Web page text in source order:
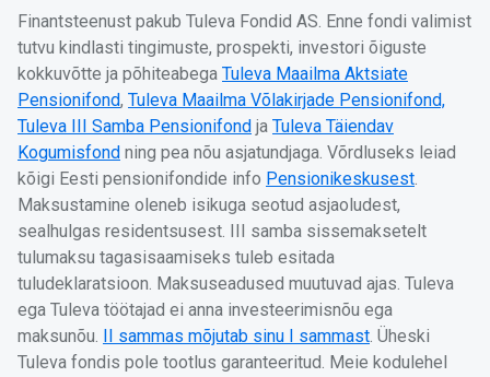
Finantsteenust pakub Tuleva Fondid AS. Enne fondi valimist
tutvu kindlasti tingimuste, prospekti, investori õiguste
kokkuvõtte ja põhiteabega Tuleva Maailma Aktsiate
Pensionifond, Tuleva Maailma Võlakirjade Pensionifond,
Tuleva III Samba Pensionifond ja Tuleva Täiendav
Kogumisfond ning pea nõu asjatundjaga. Võrdluseks leiad
kõigi Eesti pensionifondide info Pensionikeskusest.
Maksustamine oleneb isikuga seotud asjaoludest,
sealhulgas residentsusest. III samba sissemaksetelt
tulumaksu tagasisaamiseks tuleb esitada
tuludeklaratsioon. Maksuseadused muutuvad ajas. Tuleva
ega Tuleva töötajad ei anna investeerimisnõu ega
maksunõu. II sammas mõjutab sinu I sammast. Üheski
Tuleva fondis pole tootlus garanteeritud. Meie kodulehel